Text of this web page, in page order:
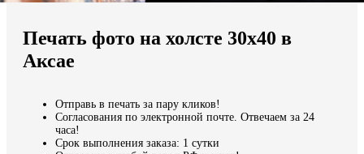
Мы доставляем по всему миру
Продолжить без города
Печать фото на холсте 30х40 в
Аксае
Отправь в печать за пару кликов!
Согласования по электронной почте. Отвечаем за 24
часа!
Срок выполнения заказа: 1 сутки